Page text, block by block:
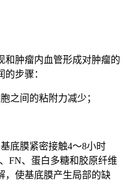
和肿瘤内血管形成对肿瘤的
步骤：
之间的粘附力减少；
底膜紧密接触4～8小时
FN、蛋白多糖和胶原纤维
，使基底膜产生局部的缺